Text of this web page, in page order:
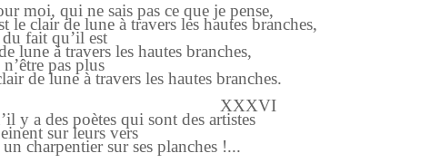
moi, qui ne sais pas ce que je pense,
le clair de lune à travers les hautes branches,
fait qu’il est
lune à travers les hautes branches,
n’être pas plus
de lune à travers les hautes branches.
XXXVI
y a des poètes qui sont des artistes
sur leurs vers
charpentier sur ses planches !...